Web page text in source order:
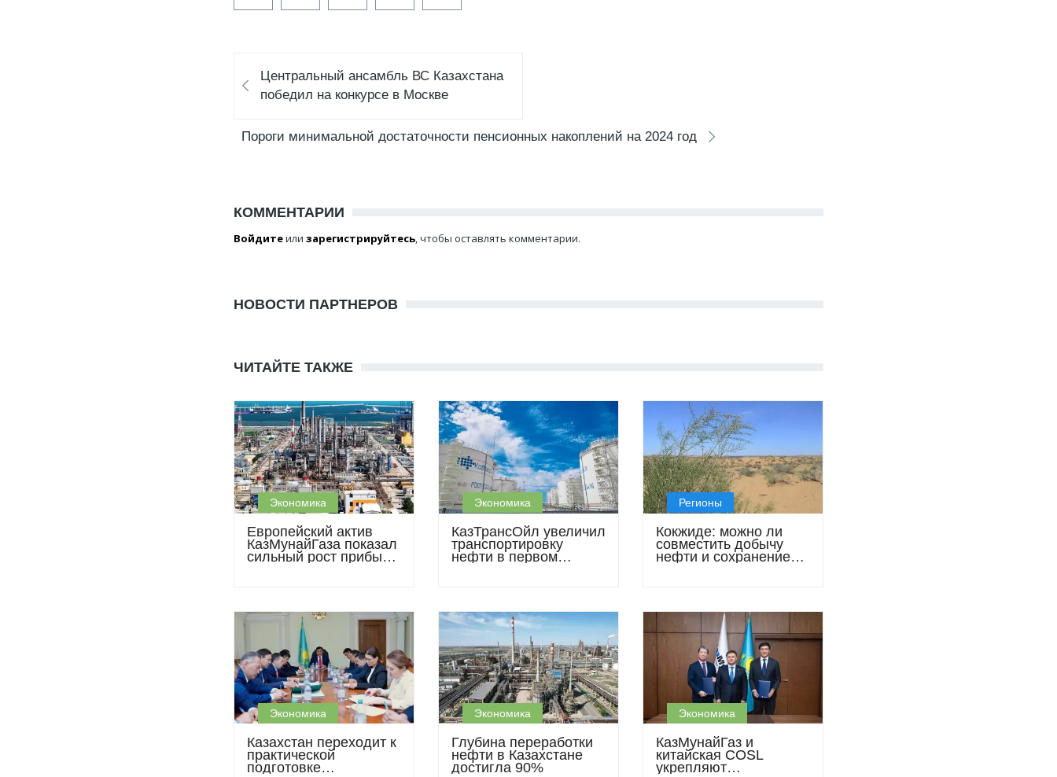
Центральный ансамбль ВС Казахстана
победил на конкурсе в Москве
Пороги минимальной достаточности пенсионных накоплений на 2024 год
КОММЕНТАРИИ
Войдитеили зарегистрируйтесь, чтобы оставлять комментарии.
НОВОСТИ ПАРТНЕРОВ
ЧИТАЙТЕ ТАКЖЕ
Экономика
Европейский актив
КазМунайГаза показал
сильный рост прибыли
Экономика
КазТрансОйл увеличил
транспортировку
нефти в первом
Регионы
Кокжиде: можно ли
совместить добычу
нефти и сохранение
Экономика
Казахстан переходит к
практической
подготовке
Экономика
Глубина переработки
нефти в Казахстане
достигла 90%
Экономика
КазМунайГаз и
китайская COSL
укрепляют